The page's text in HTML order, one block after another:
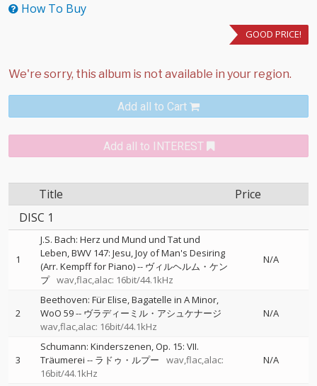
How To Buy
GOOD PRICE!
Add all to Cart
Add all to INTEREST
Title
Price
DISC 1
1
J.S. Bach: Herz und Mund und Tat und
Leben, BWV 147: Jesu, Joy of Man's Desiring
(Arr. Kempff for Piano)-- ヴィルヘルム・ケン
プ wav,flac,alac: 16bit/44.1kHz
N/A
2
Beethoven: Für Elise, Bagatelle in A Minor,
WoO 59-- ヴラディーミル・アシュケナージ
wav,flac,alac: 16bit/44.1kHz
N/A
3
Schumann: Kinderszenen, Op. 15: VII.
Träumerei -- ラドゥ・ルプー
wav,flac,alac:
16bit/44.1kHz
N/A